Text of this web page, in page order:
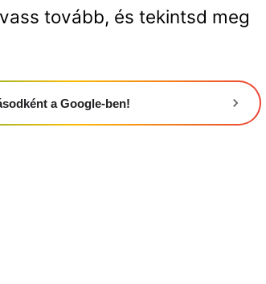
tovább, és tekintsd meg
a Google-ben!